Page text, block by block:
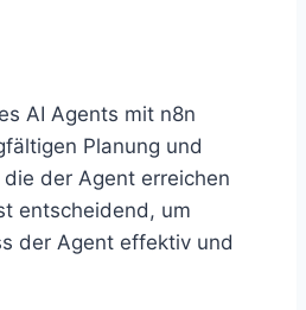
AI Agents mit n8n
Planung und
der Agent erreichen
entscheidend, um
der Agent effektiv und